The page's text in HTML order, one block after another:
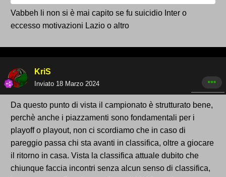
Vabbeh li non si è mai capito se fu suicidio Inter o
eccesso motivazioni Lazio o altro
KriS
Inviato 18 Marzo 2024
Da questo punto di vista il campionato è strutturato bene,
perchè anche i piazzamenti sono fondamentali per i
playoff o playout, non ci scordiamo che in caso di
pareggio passa chi sta avanti in classifica, oltre a giocare
il ritorno in casa. Vista la classifica attuale dubito che
chiunque faccia incontri senza alcun senso di classifica,